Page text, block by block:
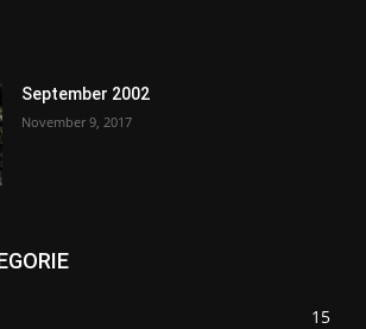
September 2002
November 9, 2017
15